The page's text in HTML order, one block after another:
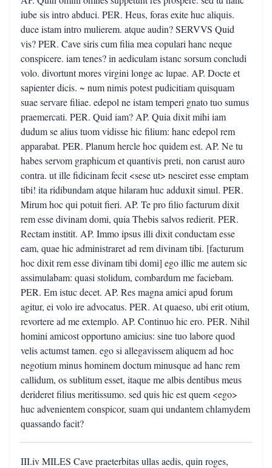
iube sis intro abduci. PER. Heus, foras exite huc aliquis.
duce istam intro mulierem. atque audin? SERVVS Quid
vis? PER. Cave siris cum filia mea copulari hanc neque
conspicere. iam tenes? in aediculam istanc sorsum concludi
volo. divortunt mores virgini longe ac lupae. AP. Docte et
sapienter dicis. ~ num nimis potest pudicitiam quisquam
suae servare filiae. edepol ne istam temperi gnato tuo sumus
praemercati. PER. Quid iam? AP. Quia dixit mihi iam
dudum se alius tuom vidisse hic filium: hanc edepol rem
apparabat. PER. Planum hercle hoc quidem est. AP. Ne tu
habes servom graphicum et quantivis preti, non carust auro
contra. ut ille fidicinam fecit <sese ut> nesciret esse emptam
tibi! ita ridibundam atque hilaram huc adduxit simul. PER.
Mirum hoc qui potuit fieri. AP. Te pro filio facturum dixit
rem esse divinam domi, quia Thebis salvos redierit. PER.
Rectam institit. AP. Immo ipsus illi dixit conductam esse
eam, quae hic administraret ad rem divinam tibi. [facturum
hoc dixit rem esse divinam tibi domi] ego illic me autem sic
assimulabam: quasi stolidum, combardum me faciebam.
PER. Em istuc decet. AP. Res magna amici apud forum
agitur, ei volo ire advocatus. PER. At quaeso, ubi erit otium,
revortere ad me extemplo. AP. Continuo hic ero. PER. Nihil
homini amicost opportuno amicius: sine tuo labore quod
velis actumst tamen. ego si allegavissem aliquem ad hoc
negotium minus hominem doctum minusque ad hanc rem
callidum, os sublitum esset, itaque me albis dentibus meus
derideret filius meritissumo. sed quis hic est quem <ego>
huc advenientem conspicor, suam qui undantem chlamydem
quassando facit?
III.iv MILES Cave praeterbitas ullas aedis, quin roges,